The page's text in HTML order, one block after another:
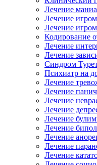
Лечение
Лечение
Лечение
Кодирование
Лечение
Лечение
Синдром
Психиатр на
Лечение
Лечение
Лечение
Лечение
Лечение
Лечение
Лечение
Лечение
Лечение